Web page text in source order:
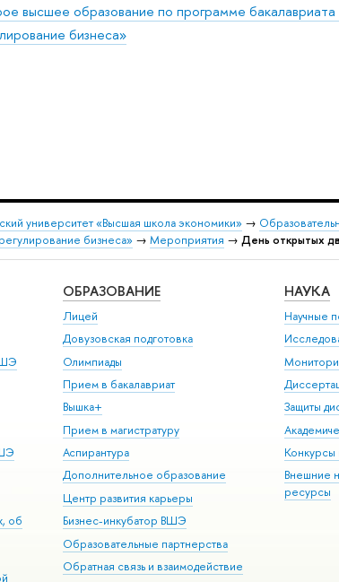
высшее образование по программе
бизнеса»
университет «Высшая школа экономики» →
бизнеса» → Мероприятия → День открытых
об
ОБРАЗОВАНИЕ
Лицей
Довузовская подготовка
Олимпиады
Прием в бакалавриат
Вышка+
Прием в магистратуру
Аспирантура
Дополнительное образование
Центр развития карьеры
Бизнес-инкубатор ВШЭ
Образовательные партнерства
Обратная связь и взаимодействие
НАУКА
Научные
Защиты
Конкурсы
Внешние
ресурсы